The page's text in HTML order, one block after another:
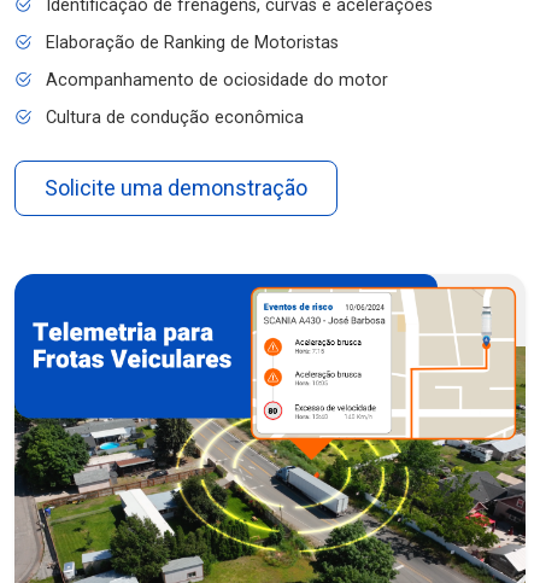
Identificação de frenagens, curvas e acelerações
Elaboração de Ranking de Motoristas
Acompanhamento de ociosidade do motor
Cultura de condução econômica
Solicite uma demonstração